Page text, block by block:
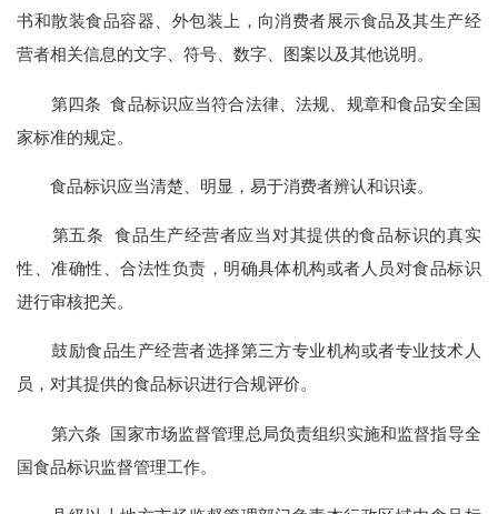
书和散装食品容器、外包装上，向消费者展示食品及其生产经
营者相关信息的文字、符号、数字、图案以及其他说明。
第四条 食品标识应当符合法律、法规、规章和食品安全国
家标准的规定。
食品标识应当清楚、明显，易于消费者辨认和识读。
第五条 食品生产经营者应当对其提供的食品标识的真实
性、准确性、合法性负责，明确具体机构或者人员对食品标识
进行审核把关。
鼓励食品生产经营者选择第三方专业机构或者专业技术人
员，对其提供的食品标识进行合规评价。
第六条 国家市场监督管理总局负责组织实施和监督指导全
国食品标识监督管理工作。